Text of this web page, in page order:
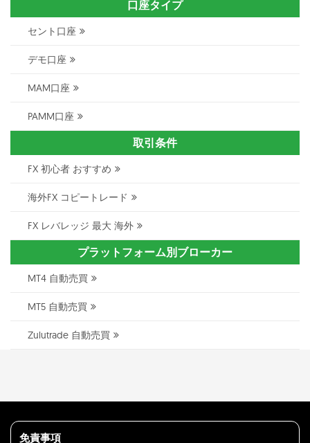
口座タイプ
セント口座
デモ口座
MAM口座
PAMM口座
取引条件
FX 初心者 おすすめ
海外FX コピートレード
FX レバレッジ 最大 海外
プラットフォーム別ブローカー
MT4 自動売買
MT5 自動売買
Zulutrade 自動売買
免責事項